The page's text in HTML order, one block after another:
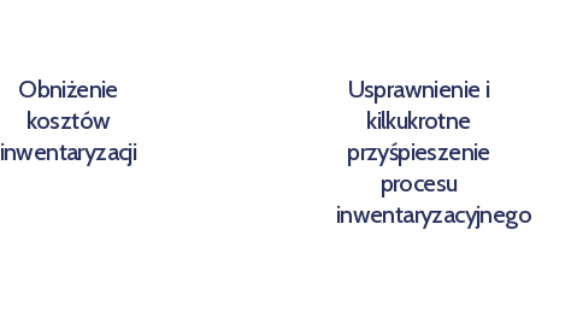
Obniżenie
kosztów
inwentaryzacji
Usprawnienie i
kilkukrotne
przyśpieszenie
procesu
inwentaryzacyjnego